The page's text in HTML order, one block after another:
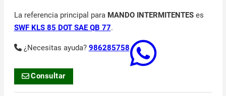
La referencia principal para MANDO INTERMITENTESes
SWF KLS 85 DOT SAE QB 77.
¿Necesitas ayuda? 986285758
Consultar